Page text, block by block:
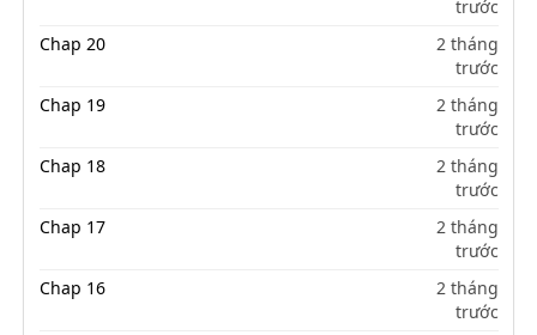
trước
Chap 20
2 tháng
trước
Chap 19
2 tháng
trước
Chap 18
2 tháng
trước
Chap 17
2 tháng
trước
Chap 16
2 tháng
trước